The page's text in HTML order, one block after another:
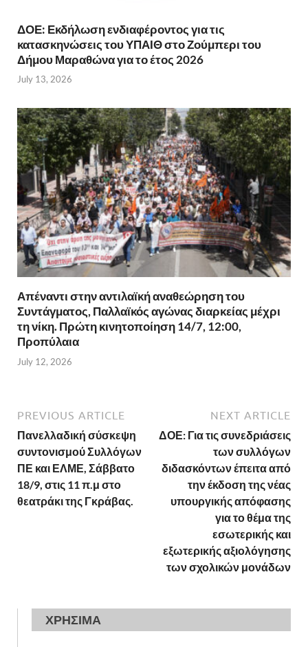
ΔΟΕ: Εκδήλωση ενδιαφέροντος για τις
κατασκηνώσεις του ΥΠΑΙΘ στο Ζούμπερι του
Δήμου Μαραθώνα για το έτος 2026
July 13, 2026
Απέναντι στην αντιλαϊκή αναθεώρηση του
Συντάγματος, Παλλαϊκός αγώνας διαρκείας μέχρι
τη νίκη. Πρώτη κινητοποίηση 14/7, 12:00,
Προπύλαια
July 12, 2026
PREVIOUS ARTICLE
Πανελλαδική σύσκεψη
συντονισμού Συλλόγων
ΠΕ και ΕΛΜΕ, Σάββατο
18/9, στις 11 π.μ στο
θεατράκι της Γκράβας.
NEXT ARTICLE
ΔΟΕ: Για τις συνεδριάσεις
των συλλόγων
διδασκόντων έπειτα από
την έκδοση της νέας
υπουργικής απόφασης
για το θέμα της
εσωτερικής και
εξωτερικής αξιολόγησης
των σχολικών μονάδων
ΧΡΗΣΙΜΑ